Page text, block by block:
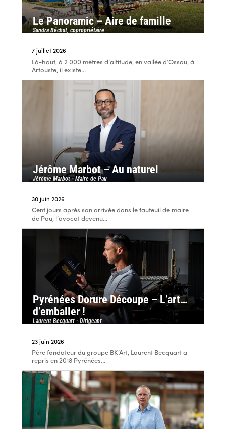
Le Panoramic – Aire de famille
Sandra Béchat, copropriétaire
7 juillet 2026
Là-haut, à 2 000 mètres d’altitude, en vallée d’Ossau, à
Artouste, il existe...
Jérôme Marbot – Au naturel
Jérôme Marbot - Maire de Pau
30 juin 2026
Cent jours après son arrivée dans le fauteuil de maire
de Pau, l’avocat devenu...
Pyrénées Dorure Découpe – L’art…
d’emballer !
Laurent Becquart - Dirigeant
23 juin 2026
Père fondateur du groupe BK’Art, Laurent Becquart a
repris en 2018 Pyrénées...